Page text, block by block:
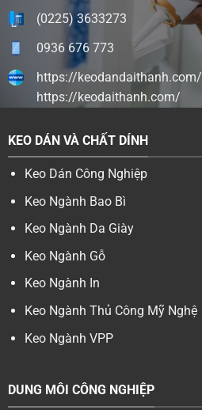
(0225) 3633273
0936 676 773
https://keodandaithanh.com/
https://keodaithanh.com/
KEO DÁN VÀ CHẤT DÍNH
Keo Dán Công Nghiệp
Keo Ngành Bao Bì
Keo Ngành Da Giày
Keo Ngành Gỗ
Keo Ngành In
Keo Ngành Thủ Công Mỹ Nghệ
Keo Ngành VPP
DUNG MÔI CÔNG NGHIỆP